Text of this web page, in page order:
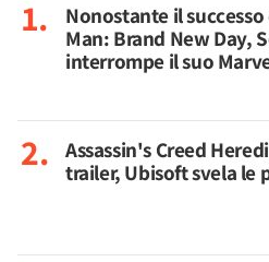
Nonostante il
Man: Brand New Day,
interrompe il suo
Assassin's Creed
trailer, Ubisoft svela le